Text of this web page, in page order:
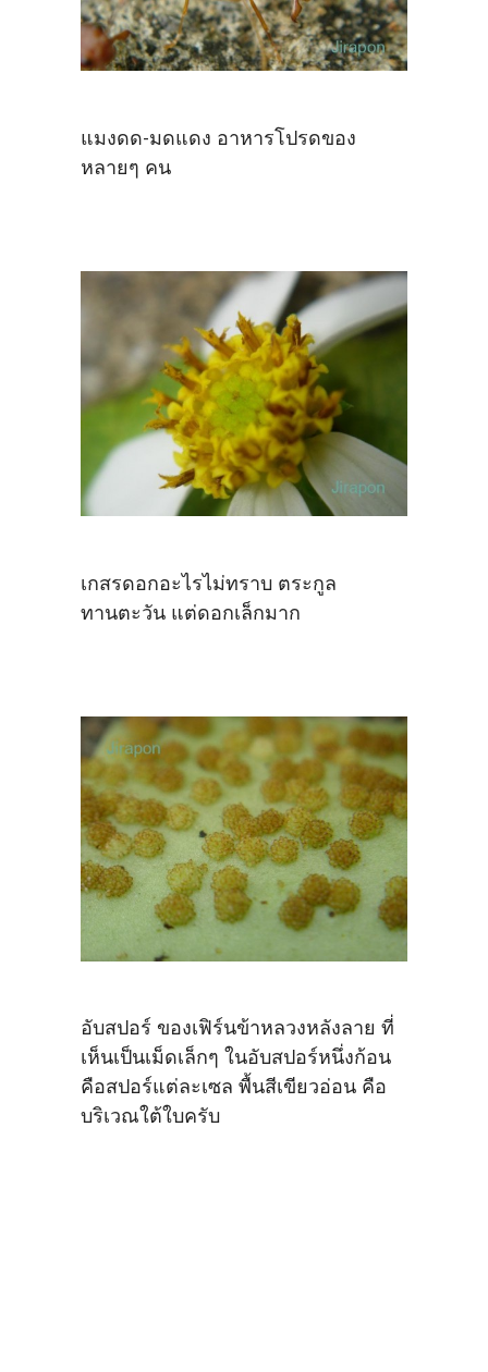
แมงดด-มดแดง อาหารโปรดของ
หลายๆ คน
เกสรดอกอะไรไม่ทราบ ตระกูล
ทานตะวัน แต่ดอกเล็กมาก
อับสปอร์ ของเฟิร์นข้าหลวงหลังลาย ที่
เห็นเป็นเม็ดเล็กๆ ในอับสปอร์หนึ่งก้อน
คือสปอร์แต่ละเซล พื้นสีเขียวอ่อน คือ
บริเวณใต้ใบครับ